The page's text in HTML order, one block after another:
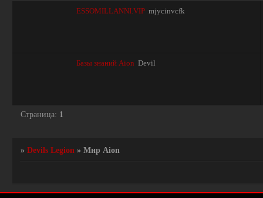
ESSOMILLANNI.VIP mjycinvcfk
Базы знаний Aion Devil
Страница: 1
»Devils Legion »Мир Aion